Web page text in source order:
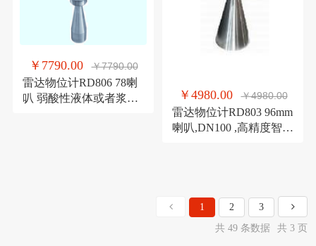
￥7790.00 ￥7790.00
雷达物位计RD806 78喇
叭 弱酸性液体或者浆料
￥4980.00 ￥4980.00
雷达物位计RD803 96mm
喇叭,DN100 ,高精度智能
1 2
3
共 49 条数据
共 3 页